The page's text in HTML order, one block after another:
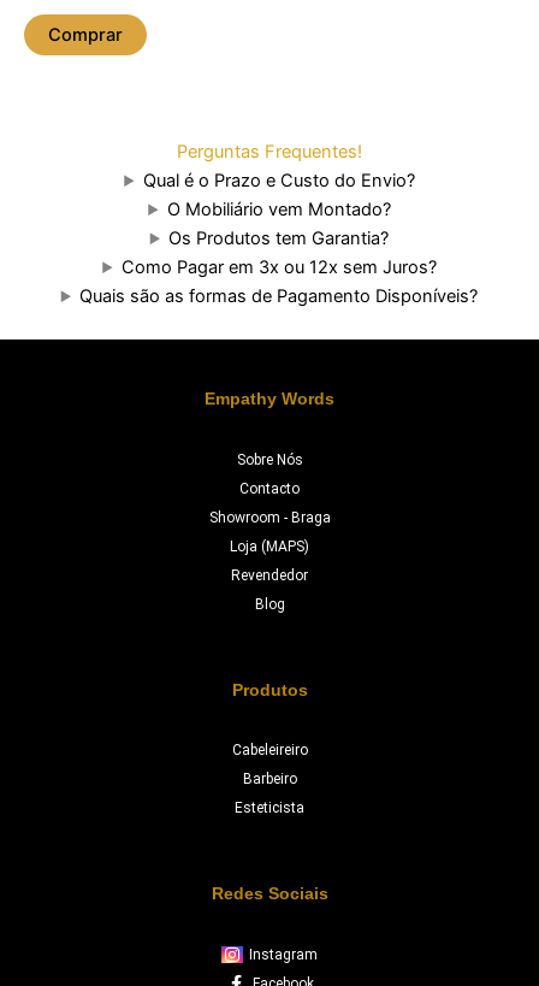
Comprar
Perguntas Frequentes!
Qual é o Prazo e Custo do Envio?
O Mobiliário vem Montado?
Os Produtos tem Garantia?
Como Pagar em 3x ou 12x sem Juros?
Quais são as formas de Pagamento Disponíveis?
Empathy Words
Sobre Nós
Contacto
Showroom - Braga
Loja (MAPS)
Revendedor
Blog
Produtos
Cabeleireiro
Barbeiro
Esteticista
Redes Sociais
Instagram